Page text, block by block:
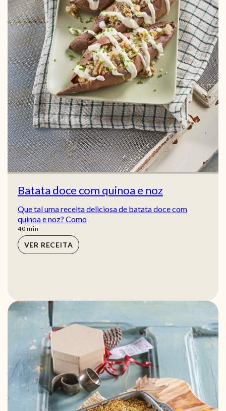
Batata doce com quinoa e noz
Que tal uma receita deliciosa de batata doce com
quinoa e noz? Como
40min
min
VER RECEITA